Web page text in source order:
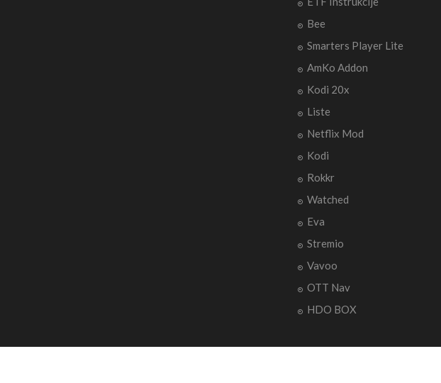
Bee
Smarters Player Lite
AmKo Addon
Kodi 20x
Liste
Netflix Mod
Kodi
Rokkr
Watched
Eva
Stremio
Vavoo
OTT Nav
HDO BOX